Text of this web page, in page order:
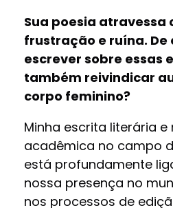
Sua poesia atravessa
frustração e ruína. De
escrever sobre essas
também reivindicar
corpo feminino?
Minha escrita literária e
acadêmica no campo
está profundamente
nossa presença no
nos processos de